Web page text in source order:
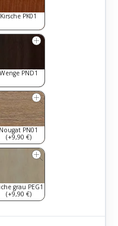
Kirsche PK01
Wenge PND1
Nougat PN01
(+9,90 €)
grau PEG1
(+9,90 €)